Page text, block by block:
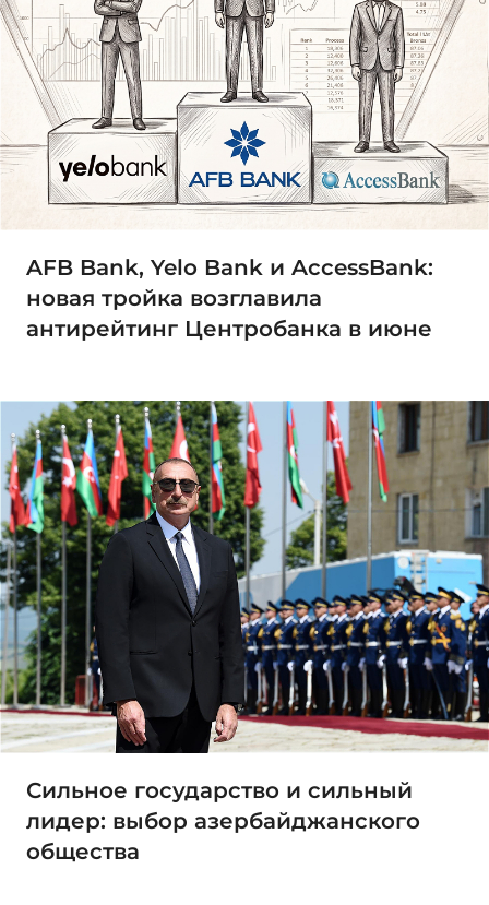
AFB Bank, Yelo Bank и AccessBank:
новая тройка возглавила
антирейтинг Центробанка в июне
Сильное государство и сильный
лидер: выбор азербайджанского
общества